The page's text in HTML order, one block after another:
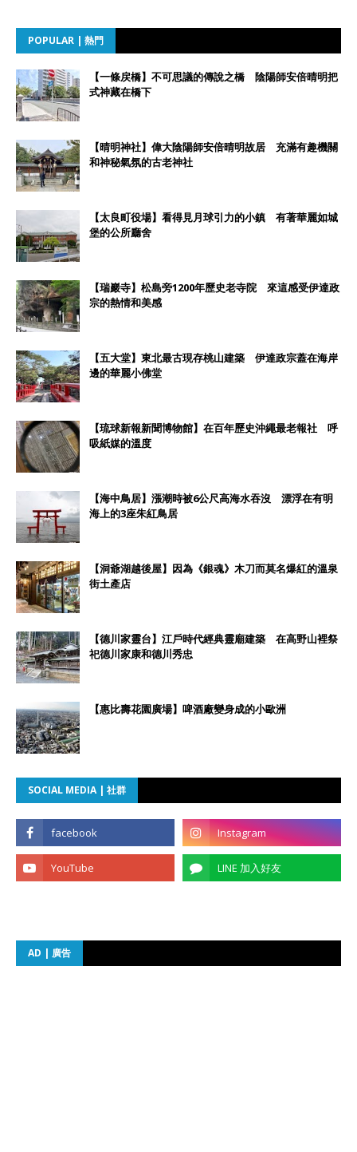
POPULAR | 熱門
【一條戻橋】不可思議的傳說之橋 陰陽師安倍晴明把
式神藏在橋下
【晴明神社】偉大陰陽師安倍晴明故居 充滿有趣機關
和神秘氣氛的古老神社
【太良町役場】看得見月球引力的小鎮 有著華麗如城
堡的公所廳舍
【瑞巖寺】松島旁1200年歷史老寺院 來這感受伊達政
宗的熱情和美感
【五大堂】東北最古現存桃山建築 伊達政宗蓋在海岸
邊的華麗小佛堂
【琉球新報新聞博物館】在百年歷史沖繩最老報社 呼
吸紙媒的溫度
【海中鳥居】漲潮時被6公尺高海水吞沒 漂浮在有明
海上的3座朱紅鳥居
【洞爺湖越後屋】因為《銀魂》木刀而莫名爆紅的溫泉
街土產店
【德川家靈台】江戶時代經典靈廟建築 在高野山裡祭
祀德川家康和德川秀忠
【惠比壽花園廣場】啤酒廠變身成的小歐洲
SOCIAL MEDIA | 社群
AD | 廣告